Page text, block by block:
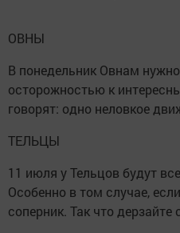
ОВНЫ
В понедельник Овнам
осторожностью к
говорят: одно неловкое
ТЕЛЬЦЫ
11 июля у Тельцов будут
Особенно в том случае,
соперник. Так что